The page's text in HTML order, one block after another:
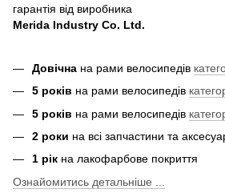
гарантія від виробника
Merida Industry Co. Ltd.
Довічна на рами велосипедів
5 років на рами велосипедів
5 років на рами велосипедів
2 роки на всі запчастини та
1 рік на лакофарбове покриття
Ознайомитись детальніше ...